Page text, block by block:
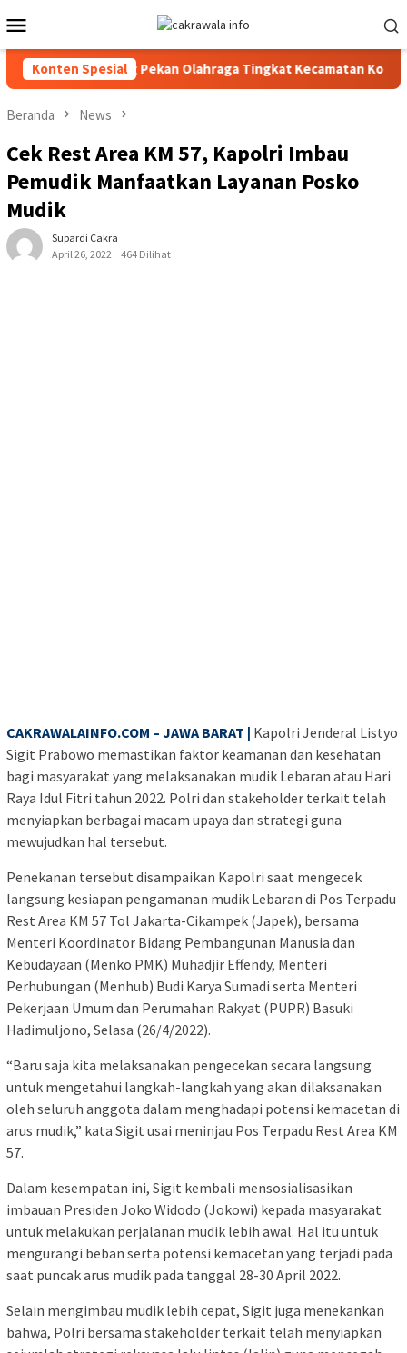
ke
kontenMobile
Konten Spesial
Meeting Pekan Olahraga Tingkat Kecamatan Konda
Beranda News
Cek Rest Area KM 57, Kapolri Imbau
Pemudik Manfaatkan Layanan Posko
Mudik
Supardi Cakra
April 26, 2022
464 Dilihat
CAKRAWALAINFO.COM – JAWA BARAT | Kapolri Jenderal Listyo
Sigit Prabowo memastikan faktor keamanan dan kesehatan
bagi masyarakat yang melaksanakan mudik Lebaran atau Hari
Raya Idul Fitri tahun 2022. Polri dan stakeholder terkait telah
menyiapkan berbagai macam upaya dan strategi guna
mewujudkan hal tersebut.
Penekanan tersebut disampaikan Kapolri saat mengecek
langsung kesiapan pengamanan mudik Lebaran di Pos Terpadu
Rest Area KM 57 Tol Jakarta-Cikampek (Japek), bersama
Menteri Koordinator Bidang Pembangunan Manusia dan
Kebudayaan (Menko PMK) Muhadjir Effendy, Menteri
Perhubungan (Menhub) Budi Karya Sumadi serta Menteri
Pekerjaan Umum dan Perumahan Rakyat (PUPR) Basuki
Hadimuljono, Selasa (26/4/2022).
“Baru saja kita melaksanakan pengecekan secara langsung
untuk mengetahui langkah-langkah yang akan dilaksanakan
oleh seluruh anggota dalam menghadapi potensi kemacetan di
arus mudik,” kata Sigit usai meninjau Pos Terpadu Rest Area KM
57.
Dalam kesempatan ini, Sigit kembali mensosialisasikan
imbauan Presiden Joko Widodo (Jokowi) kepada masyarakat
untuk melakukan perjalanan mudik lebih awal. Hal itu untuk
mengurangi beban serta potensi kemacetan yang terjadi pada
saat puncak arus mudik pada tanggal 28-30 April 2022.
Selain mengimbau mudik lebih cepat, Sigit juga menekankan
bahwa, Polri bersama stakeholder terkait telah menyiapkan